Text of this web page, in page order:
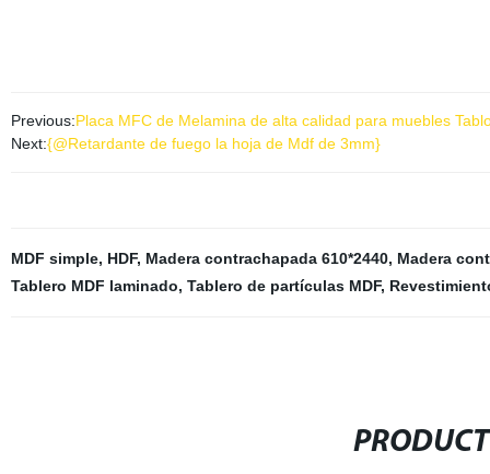
Previous:Placa MFC de Melamina de alta calidad para muebles
Next:{@Retardante de fuego la hoja de Mdf de 3mm}
MDF simple, HDF, Madera contrachapada 610*2440, Madera
Tablero MDF laminado, Tablero de partículas MDF,